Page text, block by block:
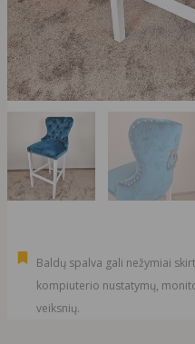
Baldų spalva gali nežymiai
kompiuterio nustatymų,
veiksnių.